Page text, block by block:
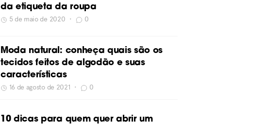
da etiqueta da roupa
5 de maio de 2020 • 0
Moda natural: conheça quais são os
tecidos feitos de algodão e suas
características
16 de agosto de 2021 • 0
10 dicas para quem quer abrir um